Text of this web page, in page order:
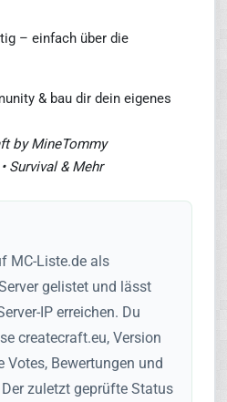
– einfach über die
& bau dir dein eigenes
by MineTommy
Survival & Mehr
MC-Liste.de als
gelistet und lässt
IP erreichen. Du
createcraft.eu, Version
Votes, Bewertungen und
zuletzt geprüfte Status